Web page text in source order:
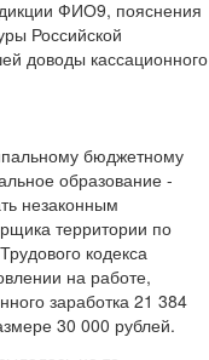
ФИО9, пояснения
Российской
доводы кассационного
бюджетному
образование -
незаконным
территории по
кодекса
на работе,
заработка 21 384
30 000 рублей.